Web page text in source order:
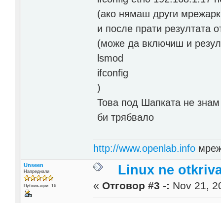
(ако нямаш други
и после прати резултата
(може да включиш и
lsmod
ifconfig
)
Това под Шапката не
би трябвало
http://www.openlab.info
Unseen
Напреднали
Публикации: 16
Linux ne
« Отговор #3 -: Nov 21,